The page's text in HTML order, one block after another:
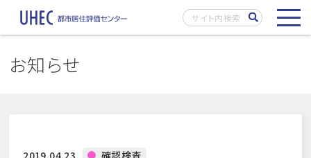
お知らせ
2019.04.23 確認検査